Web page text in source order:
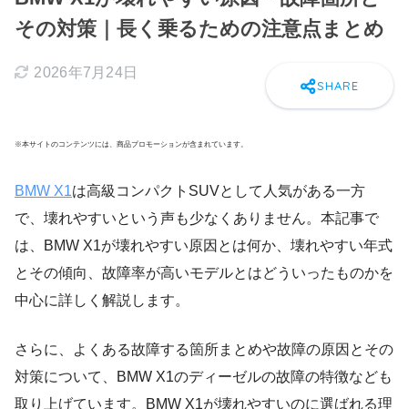
その対策｜長く乗るための注意点まとめ
2026年7月24日
※本サイトのコンテンツには、商品プロモーションが含まれています。
BMW X1は高級コンパクトSUVとして人気がある一方
で、壊れやすいという声も少なくありません。本記事で
は、BMW X1が壊れやすい原因とは何か、壊れやすい年式
とその傾向、故障率が高いモデルとはどういったものかを
中心に詳しく解説します。
さらに、よくある故障する箇所まとめや故障の原因とその
対策について、BMW X1のディーゼルの故障の特徴なども
取り上げています。BMW X1が壊れやすいのに選ばれる理